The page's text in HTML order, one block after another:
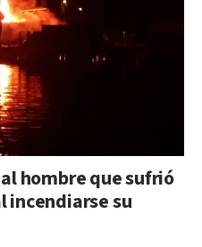
hombre que sufrió
incendiarse su